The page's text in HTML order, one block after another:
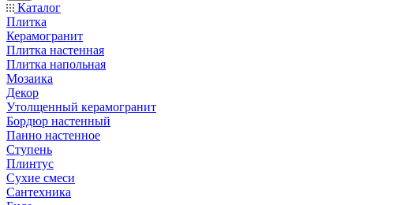
Каталог
Плитка
Керамогранит
Плитка настенная
Плитка напольная
Мозаика
Декор
Утолщенный керамогранит
Бордюр настенный
Панно настенное
Ступень
Плинтус
Сухие смеси
Сантехника